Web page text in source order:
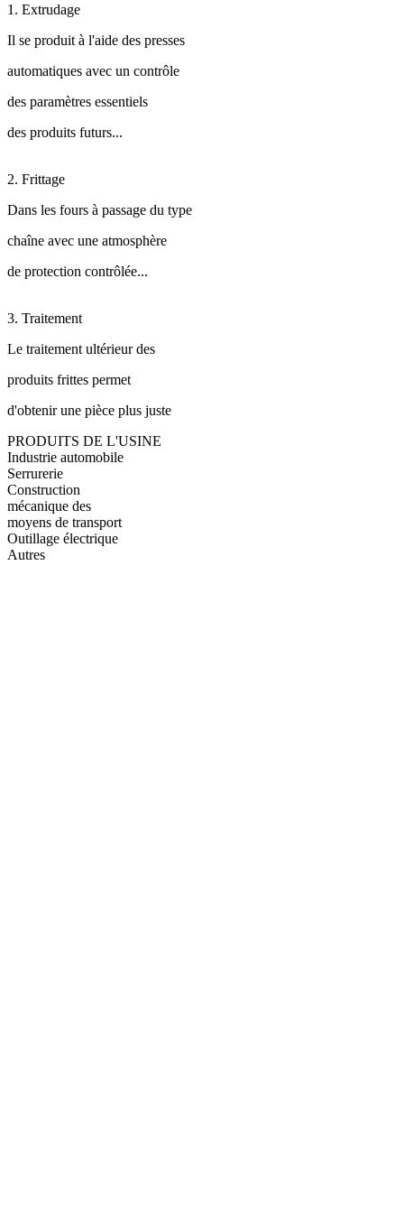
1. Extrudage
Il se produit à l'aide des presses
automatiques avec un contrôle
des paramètres essentiels
des produits futurs...
2. Frittage
Dans les fours à passage du type
chaîne avec une atmosphère
de protection contrôlée...
3. Traitement
Le traitement ultérieur des
produits frittes permet
d'obtenir une pièce plus juste
PRODUITS DE L'USINE
Industrie automobile
Serrurerie
Construction
mécanique des
moyens de transport
Outillage électrique
Autres